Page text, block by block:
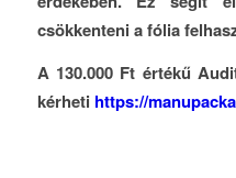
csökkenteni a fólia
A 130.000 Ft értékű
kérheti https://